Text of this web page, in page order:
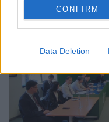
CONFIRM
Data Deletion